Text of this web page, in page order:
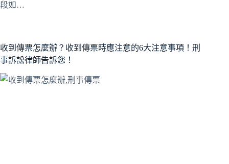
段如…
收到傳票怎麼辦？收到傳票時應注意的6大注意事項！刑
事訴訟律師告訴您！